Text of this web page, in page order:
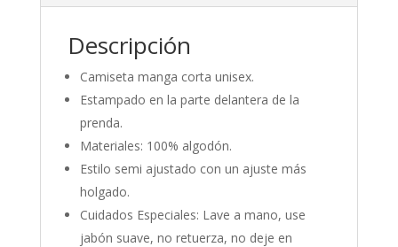
Descripción
Camiseta manga corta unisex.
Estampado en la parte delantera de la
prenda.
Materiales: 100% algodón.
Estilo semi ajustado con un ajuste más
holgado.
Cuidados Especiales: Lave a mano, use
jabón suave, no retuerza, no deje en